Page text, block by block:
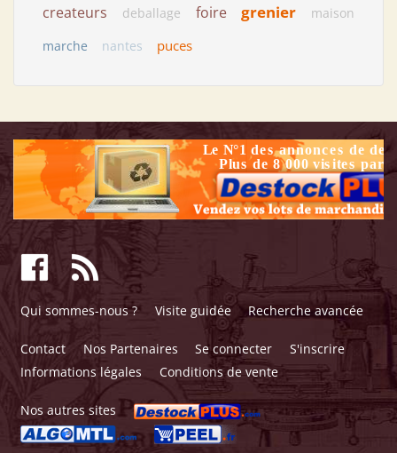
createurs deballage foire grenier
maison
marche
nantes puces
Qui sommes-nous ? Visite guidée Recherche avancée
Contact Nos Partenaires Se connecter
S'inscrire
Informations légales
Conditions de vente
Nos autres sites